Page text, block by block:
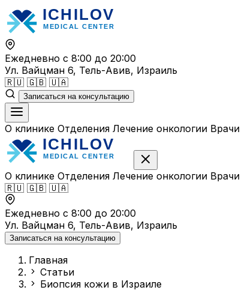
Перейти
к
содержимому
Ежедневно с 8:00 до 20:00
Ул. Вайцман 6, Тель-Авив, Израиль
🇷🇺 🇬🇧 🇺🇦
Записаться на консультацию
О клинике Отделения Лечение онкологии Врачи
О клинике Отделения Лечение онкологии Врачи
🇷🇺 🇬🇧 🇺🇦
Ежедневно с 8:00 до 20:00
Ул. Вайцман 6, Тель-Авив, Израиль
Записаться на консультацию
Главная
Статьи
Биопсия кожи в Израиле